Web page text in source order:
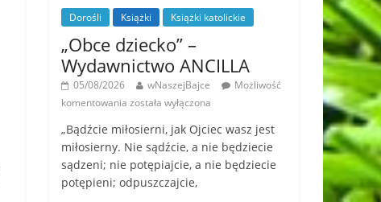
Dorośli Książki Książki katolickie
„Obce dziecko” –
Wydawnictwo ANCILLA
05/08/2026 wNaszejBajce
Możliwość
komentowania została wyłączona
„Bądźcie miłosierni, jak Ojciec wasz jest
miłosierny. Nie sądźcie, a nie będziecie
sądzeni; nie potępiajcie, a nie będziecie
potępieni; odpuszczajcie,